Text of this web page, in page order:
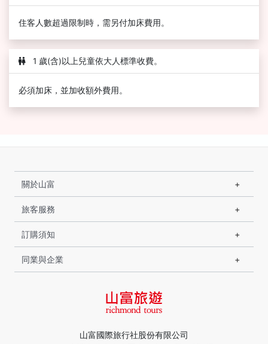
住客人數超過限制時，需另付加床費用。
1 歲(含)以上兒童依大人標準收費。
必須加床，並加收額外費用。
山富國際旅行社股份有限公司
關於山富
旅客服務
訂購須知
同業與企業